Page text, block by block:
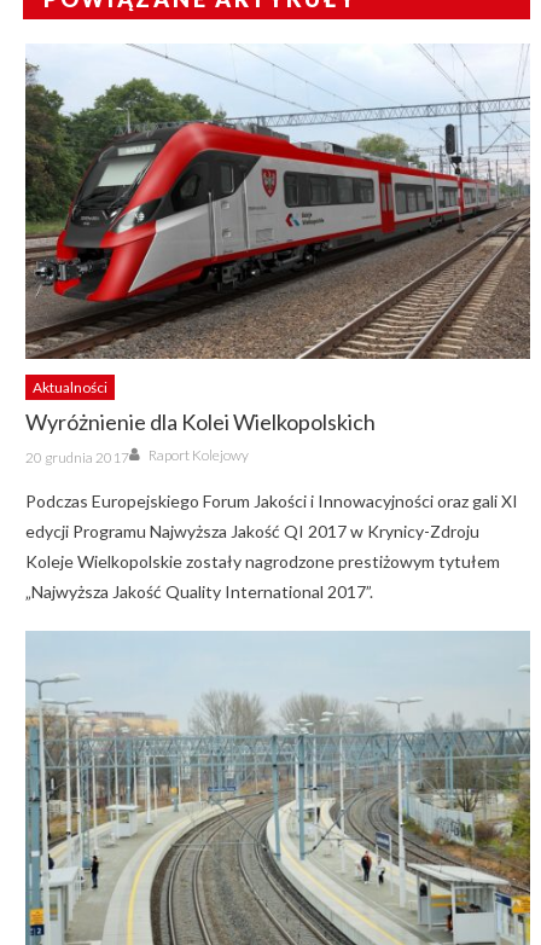
Aktualności
Wyróżnienie dla Kolei Wielkopolskich
Posted
on
20 grudnia 2017 Author
Raport Kolejowy
Podczas Europejskiego Forum Jakości i Innowacyjności oraz gali XI
edycji Programu Najwyższa Jakość QI 2017 w Krynicy-Zdroju
Koleje Wielkopolskie zostały nagrodzone prestiżowym tytułem
„Najwyższa Jakość Quality International 2017”.